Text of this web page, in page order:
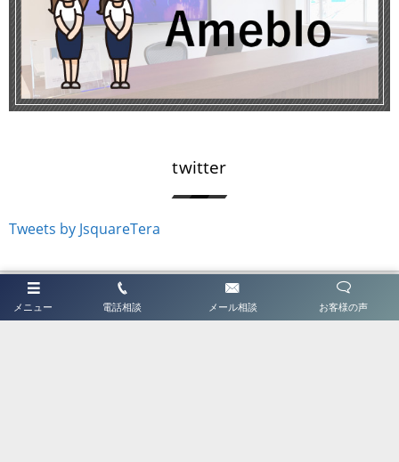
メニュー 電話相談 メール相談 お客様の声
twitter
Tweets by JsquareTera